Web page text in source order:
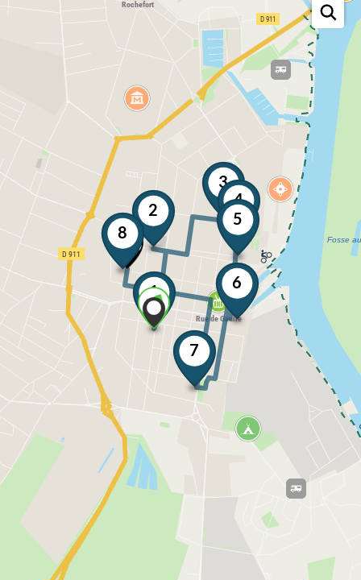
1
2
3
4
5
6
7
8